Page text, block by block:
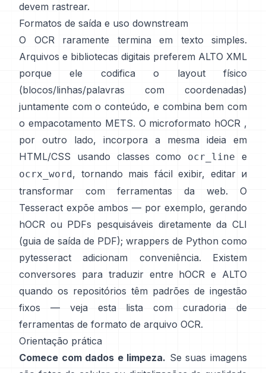
devem rastrear.
Formatos de saída e uso downstream
O OCR raramente termina em texto simples.
Arquivos e bibliotecas digitais preferem ALTO XML
porque ele codifica o layout físico
(blocos/linhas/palavras com coordenadas)
juntamente com o conteúdo, e combina bem com
o empacotamento METS. O microformato hOCR ,
por outro lado, incorpora a mesma ideia em
HTML/CSS usando classes como ocr_line e
ocrx_word, tornando mais fácil exibir, editar и
transformar com ferramentas da web. O
Tesseract expõe ambos — por exemplo, gerando
hOCR ou PDFs pesquisáveis diretamente da CLI
(guia de saída de PDF); wrappers de Python como
pytesseract
adicionam conveniência. Existem
conversores para traduzir entre hOCR e ALTO
quando os repositórios têm padrões de ingestão
fixos — veja esta lista com curadoria de
ferramentas de formato de arquivo OCR.
Orientação prática
Comece com dados e limpeza. Se suas imagens